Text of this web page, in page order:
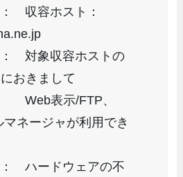
容ホスト：
象収容ホストの
おきまして
示/FTP、
ネージャが利用でき
ードウェアの不